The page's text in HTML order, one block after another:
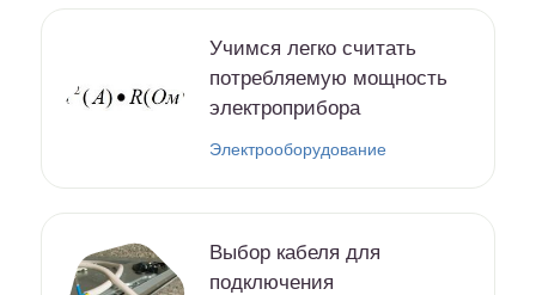
Учимся легко считать
потребляемую мощность
электроприбора
Электрооборудование
Выбор кабеля для
подключения